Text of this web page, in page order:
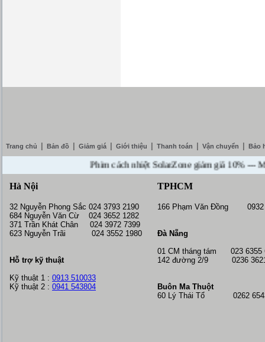
Trang chủ Bản đồ Giảm giá Giới thiệu Thanh toán Vận chuyển Bảo
Phim cách nhiệt SolarZone giảm giá 10% --- Mua
Hà Nội
32 Nguyễn Phong Sắc 024 3793 2190
684 Nguyễn Văn Cừ 024 3652 1282
371 Trần Khát Chân 024 3972 7399
623 Nguyễn Trãi 024 3552 1980
Hỗ trợ kỹ thuật
Kỹ thuật 1 : 0913 510033
Kỹ thuật 2 : 0941 543804
TPHCM
166 Phạm Văn Đồng 0932
Đà Nẵng
01 CM tháng tám 023 6355
142 đường 2/9 0236
Buôn Ma Thuột
60 Lý Thái Tổ 0262